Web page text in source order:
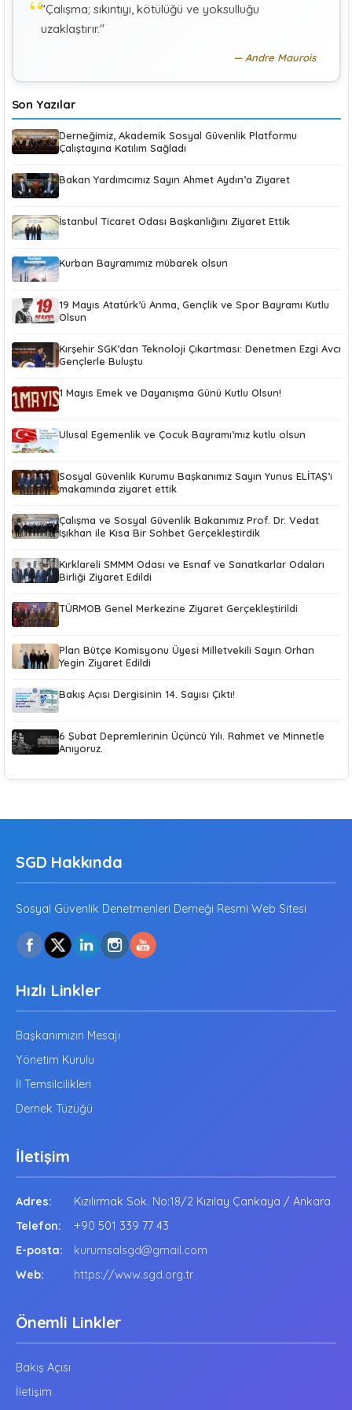
K KÜBRA KOÇ
Uluslararası Sosyal Politika Bağlamında İkili Sosyal
"Çalışma; sıkıntıyı, kötülüğü ve yoksulluğu
uzaklaştırır."
Andre Maurois
Son Yazılar
Derneğimiz, Akademik Sosyal Güvenlik Platformu
Çalıştayına Katılım Sağladı
Bakan Yardımcımız Sayın Ahmet Aydın’a Ziyaret
İstanbul Ticaret Odası Başkanlığını Ziyaret Ettik
Kurban Bayramımız mübarek olsun
19 Mayıs Atatürk’ü Anma, Gençlik ve Spor Bayramı Kutlu
Olsun
Kırşehir SGK’dan Teknoloji Çıkartması: Denetmen Ezgi Avcı
Gençlerle Buluştu
1 Mayıs Emek ve Dayanışma Günü Kutlu Olsun!
Ulusal Egemenlik ve Çocuk Bayramı’mız kutlu olsun
Sosyal Güvenlik Kurumu Başkanımız Sayın Yunus ELİTAŞ’ı
makamında ziyaret ettik
Çalışma ve Sosyal Güvenlik Bakanımız Prof. Dr. Vedat
Işıkhan ile Kısa Bir Sohbet Gerçekleştirdik
Kırklareli SMMM Odası ve Esnaf ve Sanatkarlar Odaları
Birliği Ziyaret Edildi
TÜRMOB Genel Merkezine Ziyaret Gerçekleştirildi
Plan Bütçe Komisyonu Üyesi Milletvekili Sayın Orhan
Yegin Ziyaret Edildi
Bakış Açısı Dergisinin 14. Sayısı Çıktı!
6 Şubat Depremlerinin Üçüncü Yılı. Rahmet ve Minnetle
Anıyoruz.
SGD Hakkında
Sosyal Güvenlik Denetmenleri Derneği Resmi Web Sitesi
Hızlı Linkler
Başkanımızın Mesajı
Yönetim Kurulu
İl Temsilcilikleri
Dernek Tüzüğü
İletişim
Adres:
Kızılırmak Sok. No:18/2 Kızılay Çankaya / Ankara
Telefon:
+90 501 339 77 43
E-posta:
kurumsalsgd@gmail.com
Web:
https://www.sgd.org.tr
Önemli Linkler
Bakış Açısı
İletişim